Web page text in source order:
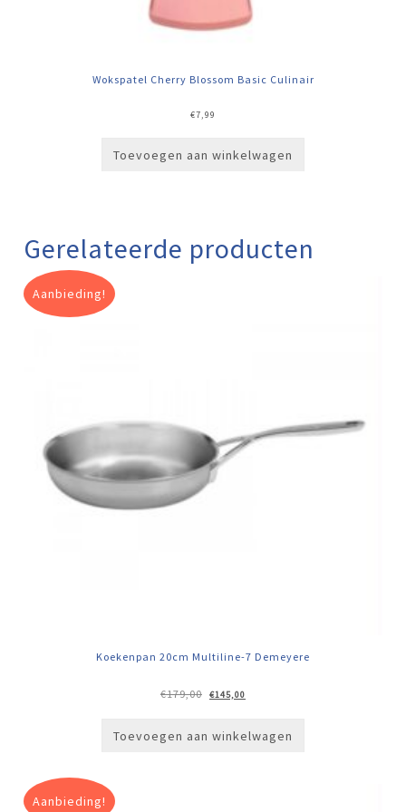
Wokspatel Cherry Blossom Basic Culinair
€7,99
Toevoegen aan winkelwagen
Gerelateerde producten
Aanbieding!
Koekenpan 20cm Multiline-7 Demeyere
€179,00
Oorspronkelijke
prijs
€145,00
prijs
Toevoegen aan winkelwagen
Aanbieding!